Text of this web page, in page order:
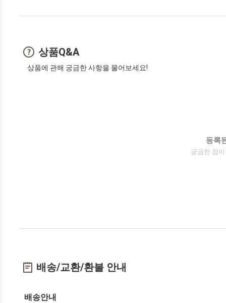
상품Q&A
상품에 관해 궁금한 사항을 물어보세요!
등록
궁금한 점
배송/교환/환불 안내
배송안내